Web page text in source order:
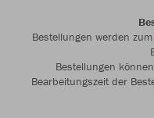
Bestellungen werden zum
Bestellungen
Bearbeitungszeit der